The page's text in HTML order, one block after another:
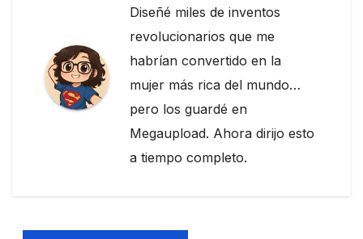
Diseñé miles de inventos
revolucionarios que me
habrían convertido en la
mujer más rica del mundo…
pero los guardé en
Megaupload. Ahora dirijo esto
a tiempo completo.